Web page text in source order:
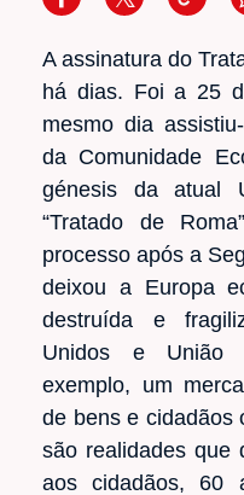
A assinatura do
há dias. Foi a 25
mesmo dia
da Comunidade
génesis da atual
“Tratado de
processo após a
deixou a Europa
destruída e
Unidos e União
exemplo, um
de bens e cidadãos
são realidades que
aos cidadãos, 60